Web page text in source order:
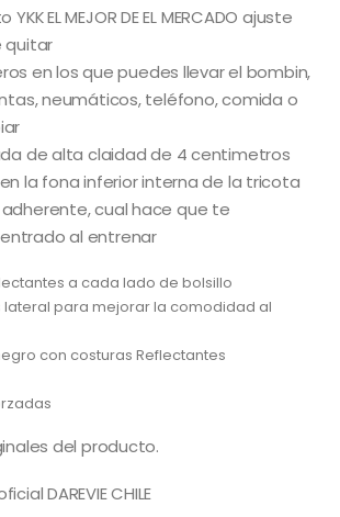
EL MEJOR DE EL MERCADO ajuste
quitar
en los que puedes llevar el bombin,
neumáticos, teléfono, comida o
de alta claidad de 4 centimetros
la fona inferior interna de la tricota
cual hace que te
al entrenar
a cada lado de bolsillo
lateral para mejorar la comodidad al
con costuras Reflectantes
del producto.
DAREVIE CHILE